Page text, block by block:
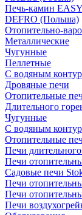
Печь-камин
DEFRO (Польша)
Отопительно-
Металлические
Чугунные
Пеллетные
С водяным
Дровяные печи
Отопительные
Длительного
Чугунные
C водяным
Отопительные
Печи
Печи
Садовые печи
Печи
Печи
Печи